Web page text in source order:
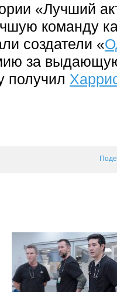
«Лучший
команду
создатели «
за
получил